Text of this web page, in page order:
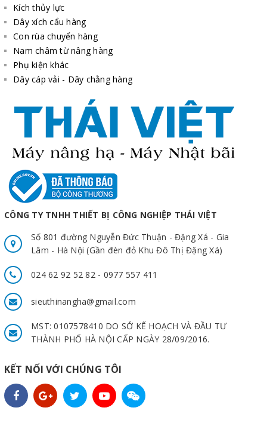
Kích thủy lực
Dây xích cẩu hàng
Con rùa chuyển hàng
Nam châm từ nâng hàng
Phụ kiện khác
Dây cáp vải - Dây chằng hàng
CÔNG TY TNHH THIẾT BỊ CÔNG NGHIỆP THÁI VIỆT
Số 801 đường Nguyễn Đức Thuận - Đặng Xá - Gia
Lâm - Hà Nội (Gần đèn đỏ Khu Đô Thị Đặng Xá)
024 62 92 52 82 - 0977 557 411
sieuthinangha@gmail.com
MST: 0107578410 DO SỞ KẾ HOẠCH VÀ ĐẦU TƯ
THÀNH PHỐ HÀ NỘI CẤP NGÀY 28/09/2016.
KẾT NỐI VỚI CHÚNG TÔI